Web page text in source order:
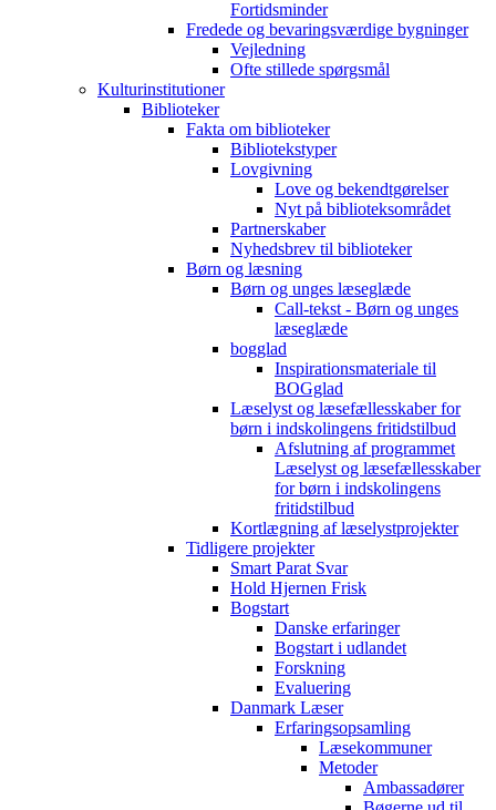
Fortidsminder
Fredede og bevaringsværdige bygninger
Vejledning
Ofte stillede spørgsmål
Kulturinstitutioner
Biblioteker
Fakta om biblioteker
Bibliotekstyper
Lovgivning
Love og bekendtgørelser
Nyt på biblioteksområdet
Partnerskaber
Nyhedsbrev til biblioteker
Børn og læsning
Børn og unges læseglæde
Call-tekst - Børn og unges
læseglæde
bogglad
Inspirationsmateriale til
BOGglad
Læselyst og læsefællesskaber for
børn i indskolingens fritidstilbud
Afslutning af programmet
Læselyst og læsefællesskaber
for børn i indskolingens
fritidstilbud
Kortlægning af læselystprojekter
Tidligere projekter
Smart Parat Svar
Hold Hjernen Frisk
Bogstart
Danske erfaringer
Bogstart i udlandet
Forskning
Evaluering
Danmark Læser
Erfaringsopsamling
Læsekommuner
Metoder
Ambassadører